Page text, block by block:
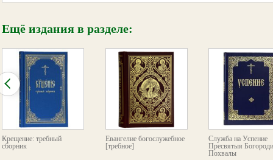
Ещё издания в разделе:
Крещение: требный
сборник
Евангелие богослужебное
[требное]
Служба на Успение
Пресвятыя
Похвалы